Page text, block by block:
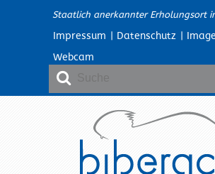
Staatlich anerkannter Erholungsort
Impressum | Datenschutz |
Webcam